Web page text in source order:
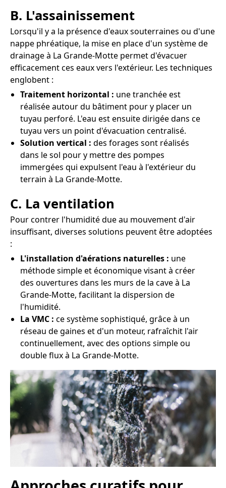
B. L'assainissement
Lorsqu'il y a la présence d'eaux souterraines ou d'une
nappe phréatique, la mise en place d'un système de
drainage à La Grande-Motte permet d'évacuer
efficacement ces eaux vers l'extérieur. Les techniques
englobent :
Traitement horizontal : une tranchée est
réalisée autour du bâtiment pour y placer un
tuyau perforé. L'eau est ensuite dirigée dans ce
tuyau vers un point d'évacuation centralisé.
Solution vertical : des forages sont réalisés
dans le sol pour y mettre des pompes
immergées qui expulsent l'eau à l'extérieur du
terrain à La Grande-Motte.
C. La ventilation
Pour contrer l'humidité due au mouvement d'air
insuffisant, diverses solutions peuvent être adoptées
:
L'installation d'aérations naturelles : une
méthode simple et économique visant à créer
des ouvertures dans les murs de la cave à La
Grande-Motte, facilitant la dispersion de
l'humidité.
La VMC : ce système sophistiqué, grâce à un
réseau de gaines et d'un moteur, rafraîchit l'air
continuellement, avec des options simple ou
double flux à La Grande-Motte.